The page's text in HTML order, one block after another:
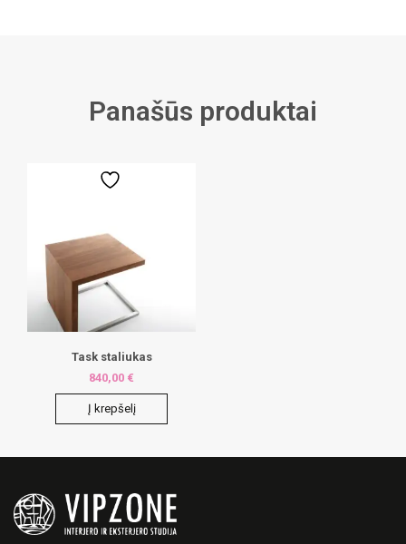
Panašūs produktai
Task staliukas
840,00 €
Į krepšelį